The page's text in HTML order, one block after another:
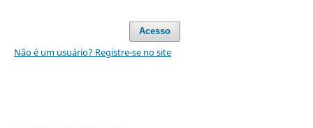
Acesso
Não é um usuário? Registre-se no site